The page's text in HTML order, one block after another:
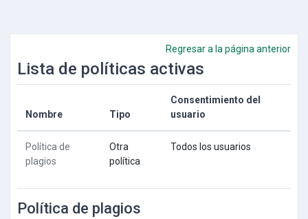
Regresar a la página anterior
Lista de políticas activas
Nombre Tipo
Consentimiento del
usuario
Política de
plagios
Otra
política
Todos los usuarios
Política de plagios